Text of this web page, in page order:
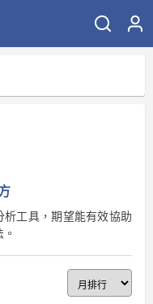
工具，期望能有效協助